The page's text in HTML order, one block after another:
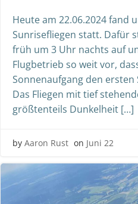
Heute am 22.06.2024 fand
Sunrisefliegen statt. Dafür
früh um 3 Uhr nachts auf
Flugbetrieb so weit vor,
Sonnenaufgang den
Das Fliegen mit tief
größtenteils Dunkelheit […]
by Aaron Rust on Juni 22